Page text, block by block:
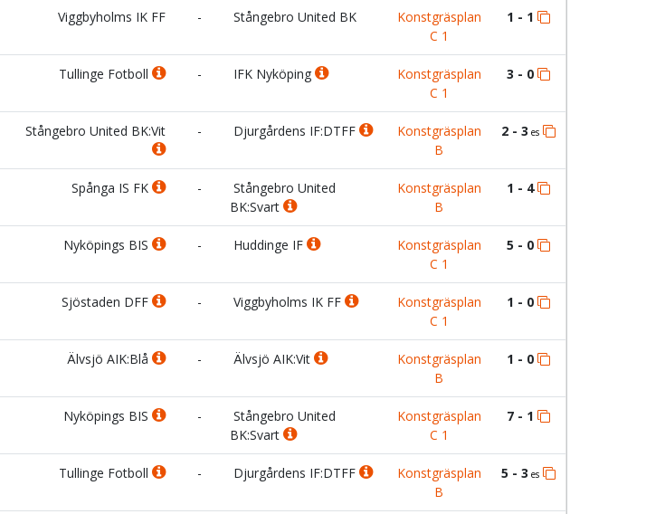
Viggbyholms IK FF - Stångebro United BK
Konstgräsplan
C 1
1 - 1
Tullinge Fotboll - IFK Nyköping
Konstgräsplan
C 1
3 - 0
Stångebro United BK:Vit - Djurgårdens IF:DTFF
Konstgräsplan
B
2 - 3 es
Spånga IS FK -
Stångebro United
BK:Svart
Konstgräsplan
B
1 - 4
Nyköpings BIS - Huddinge IF
Konstgräsplan
C 1
5 - 0
Sjöstaden DFF - Viggbyholms IK FF
Konstgräsplan
C 1
1 - 0
Älvsjö AIK:Blå - Älvsjö AIK:Vit
Konstgräsplan
B
1 - 0
Nyköpings BIS -
Stångebro United
BK:Svart
Konstgräsplan
C 1
7 - 1
Tullinge Fotboll - Djurgårdens IF:DTFF
Konstgräsplan
B
5 - 3 es